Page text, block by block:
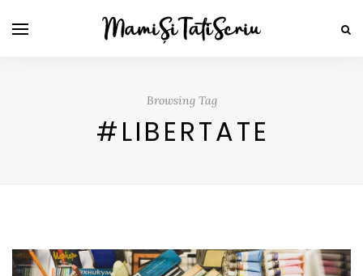
Browsing Tag
#LIBERTATE